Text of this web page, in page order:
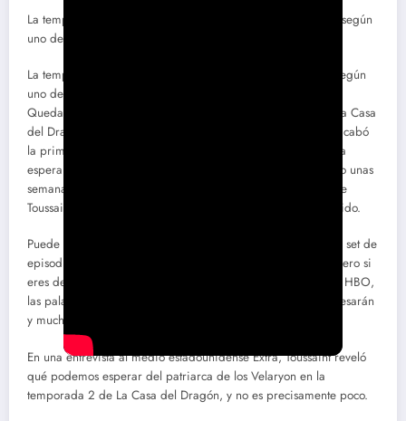
La temporada 2 de La Casa del Dragón será una lucha total según
uno de sus protagonistas
La temporada 2 de La Casa del Dragón ser una lucha total según
uno de sus protagonistas
Queda todavía mucho para que llegue la temporada 2 de La Casa
del Dragón, al fin y al cabo hace poco más de un mes que acabó
la primera, y hasta 2024 no veremos la continuación. Pero la
espera se está haciendo ya eterna aunque solo hayan pasado unas
semanas, así que si algunos de sus protagonistas, como Steve
Toussaint, puede adelantar algo, tal vez el año pase más rápido.
Puede que algunos ya sepan hacia dónde va a ir el próximo set de
episodios porque han leído el libro de George RR Martin, pero si
eres de los que está descubriendo la historia con la serie de HBO,
las palabras del actor que da vida a Corlys Velaryon te interesarán
y mucho.
En una entrevista al medio estadounidense Extra, Toussaint reveló
qué podemos esperar del patriarca de los Velaryon en la
temporada 2 de La Casa del Dragón, y no es precisamente poco.